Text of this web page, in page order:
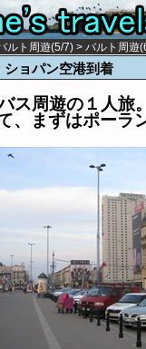
ルト周遊(5/7) > バルト周遊
ョパン空港到着
ス周遊の１人旅
まずはポーラ